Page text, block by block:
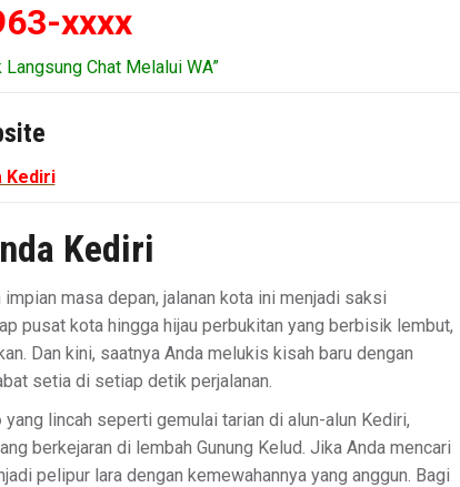
xxxx
Chat Melalui WA”
Kediri
Kediri
masa depan, jalanan kota ini menjadi saksi
pusat kota hingga hijau perbukitan yang berbisik lembut,
Dan kini, saatnya Anda melukis kisah baru dengan
setia di setiap detik perjalanan.
yang lincah seperti gemulai tarian di alun-alun Kediri,
berkejaran di lembah Gunung Kelud. Jika Anda mencari
pelipur lara dengan kemewahannya yang anggun. Bagi